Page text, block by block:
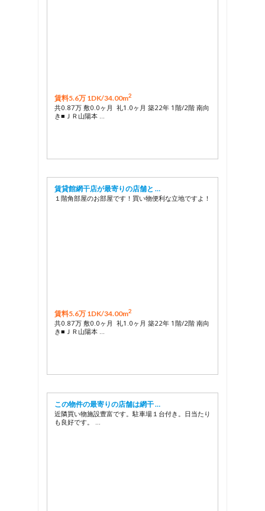
賃料5.6万 1DK/34.00m2
共0.87万 敷0.0ヶ月 礼1.0ヶ月 築22年 1階/2階 南向
き■ＪＲ山陽本 …
賃貸館網干店が最寄りの店舗と …
１階角部屋のお部屋です！買い物便利な立地ですよ！
賃料5.6万 1DK/34.00m2
共0.87万 敷0.0ヶ月 礼1.0ヶ月 築22年 1階/2階 南向
き■ＪＲ山陽本 …
この物件の最寄りの店舗は網干 …
近隣買い物施設豊富です。駐車場１台付き。日当たり
も良好です。 …